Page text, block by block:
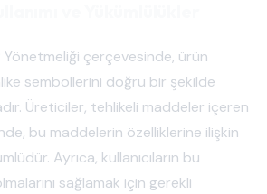
Yönetmeliği çerçevesinde, ürün
sembollerini doğru bir şekilde
Üreticiler, tehlikeli maddeler içeren
bu maddelerin özelliklerine ilişkin
Ayrıca, kullanıcıların bu
sağlamak için gerekli